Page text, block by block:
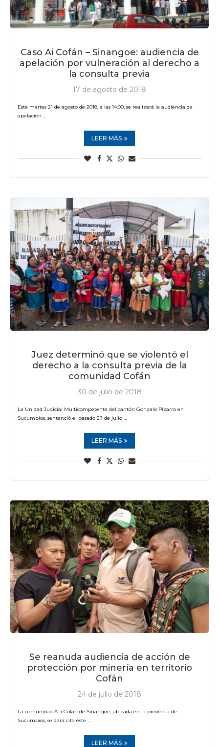
Caso Ai Cofán – Sinangoe: audiencia de
apelación por vulneración al derecho a
la consulta previa
17 de agosto de 2018
Este martes 21 de agosto de 2018, a las 14:00, se realizará la audiencia de
apelación …
LEER MÁS
Juez determinó que se violentó el
derecho a la consulta previa de la
comunidad Cofán
30 de julio de 2018
La Unidad Judicial Multicompetente del cantón Gonzalo Pizarro en
Sucumbíos, sentenció el pasado 27 de julio …
LEER MÁS
Se reanuda audiencia de acción de
protección por minería en territorio
Cofán
24 de julio de 2018
La comunidad A´i Cofan de Sinangoe, ubicada en la provincia de
Sucumbíos, se dará cita este …
LEER MÁS